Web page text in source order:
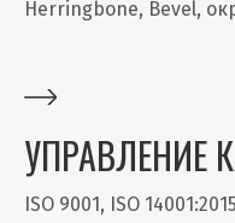
Herringbone, Bevel,
УПРАВЛЕНИЕ
ISO 9001, ISO